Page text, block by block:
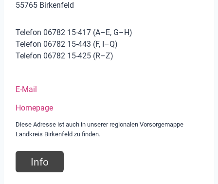
55765 Birkenfeld
Telefon 06782 15-417 (A–E, G–H)
Telefon 06782 15-443 (F, I–Q)
Telefon 06782 15-425 (R–Z)
E-Mail
Homepage
Diese Adresse ist auch in unserer regionalen Vorsorgemappe
Landkreis Birkenfeld zu finden.
Info